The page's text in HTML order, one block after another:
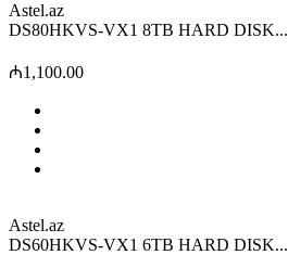
Astel.az
DS80HKVS-VX1 8TB HARD DISK...
₼1,100.00
Astel.az
DS60HKVS-VX1 6TB HARD DISK...